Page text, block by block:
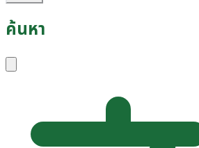
ค้นหา